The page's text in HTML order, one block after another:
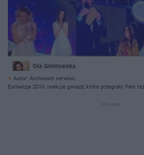
Autor: Archiwum serwisu
Eurowizja 2016: reakcje gwiazd, które przegrały. Fani